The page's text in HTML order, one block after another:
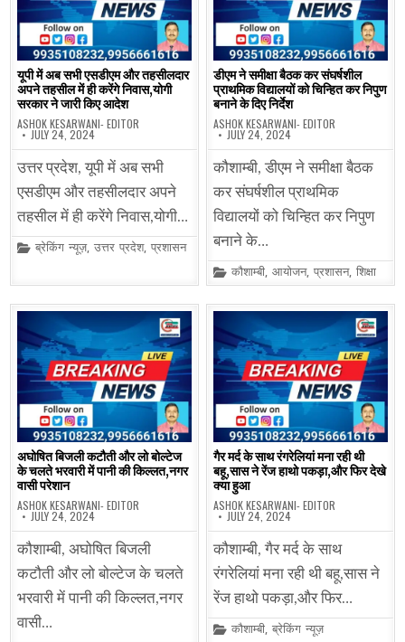
यूपी में अब सभी एसडीएम और तहसीलदार
अपने तहसील में ही करेंगे निवास,योगी
सरकार ने जारी किए आदेश
ASHOK KESARWANI- EDITOR
JULY 24, 2024
उत्तर प्रदेश, यूपी में अब सभी
एसडीएम और तहसीलदार अपने
तहसील में ही करेंगे निवास,योगी…
Posted
in
ब्रेकिंग न्यूज़,उत्तर प्रदेश,प्रशासन
डीएम ने समीक्षा बैठक कर संघर्षशील
प्राथमिक विद्यालयों को चिन्हित कर निपुण
बनाने के दिए निर्देश
ASHOK KESARWANI- EDITOR
JULY 24, 2024
कौशाम्बी, डीएम ने समीक्षा बैठक
कर संघर्षशील प्राथमिक
विद्यालयों को चिन्हित कर निपुण
बनाने के…
Posted
in
कौशाम्बी,आयोजन,प्रशासन,शिक्षा
अघोषित बिजली कटौती और लो बोल्टेज
के चलते भरवारी में पानी की किल्लत,नगर
वासी परेशान
ASHOK KESARWANI- EDITOR
JULY 24, 2024
कौशाम्बी, अघोषित बिजली
कटौती और लो बोल्टेज के चलते
भरवारी में पानी की किल्लत,नगर
वासी…
गैर मर्द के साथ रंगरेलियां मना रही थी
बहू,सास ने रेंज हाथो पकड़ा,और फिर देखे
क्या हुआ
ASHOK KESARWANI- EDITOR
JULY 24, 2024
कौशाम्बी, गैर मर्द के साथ
रंगरेलियां मना रही थी बहू,सास ने
रेंज हाथो पकड़ा,और फिर…
Posted
कौशाम्बी,ब्रेकिंग न्यूज़